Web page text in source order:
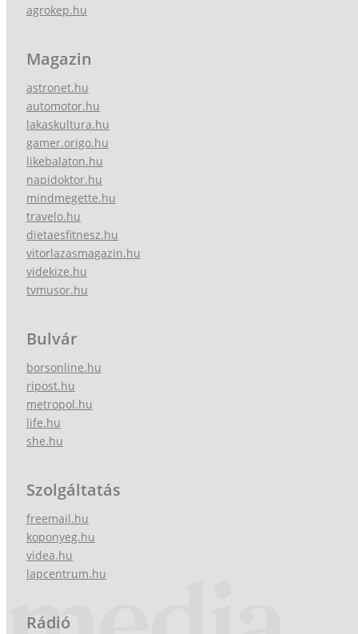
agrokep.hu
Magazin
astronet.hu
automotor.hu
lakaskultura.hu
gamer.origo.hu
likebalaton.hu
napidoktor.hu
mindmegette.hu
travelo.hu
dietaesfitnesz.hu
vitorlazasmagazin.hu
videkize.hu
tvmusor.hu
Bulvár
borsonline.hu
ripost.hu
metropol.hu
life.hu
she.hu
Szolgáltatás
freemail.hu
koponyeg.hu
videa.hu
lapcentrum.hu
Rádió